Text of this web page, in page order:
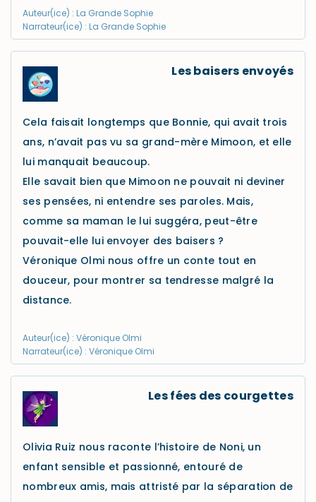
Auteur(ice) : La Grande Sophie
Narrateur(ice) : La Grande Sophie
Les baisers envoyés
Cela faisait longtemps que Bonnie, qui avait trois
ans, n’avait pas vu sa grand-mère Mimoon, et elle
lui manquait beaucoup.
Elle savait bien que Mimoon ne pouvait ni deviner
ses pensées, ni entendre ses paroles. Mais,
comme sa maman le lui suggéra, peut-être
pouvait-elle lui envoyer des baisers ?
Véronique Olmi nous offre un conte tout en
douceur, pour montrer sa tendresse malgré la
distance.
Auteur(ice) : Véronique Olmi
Narrateur(ice) : Véronique Olmi
Les fées des courgettes
Olivia Ruiz nous raconte l’histoire de Noni, un
enfant sensible et passionné, entouré de
nombreux amis, mais attristé par la séparation de